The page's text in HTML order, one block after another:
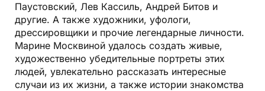
Паустовский, Лев Кассиль, Андрей Битов и
другие. А также художники, уфологи,
дрессировщики и прочие легендарные личности.
Марине Москвиной удалось создать живые,
художественно убедительные портреты этих
людей, увлекательно рассказать интересные
случаи из их жизни, а также истории знакомства